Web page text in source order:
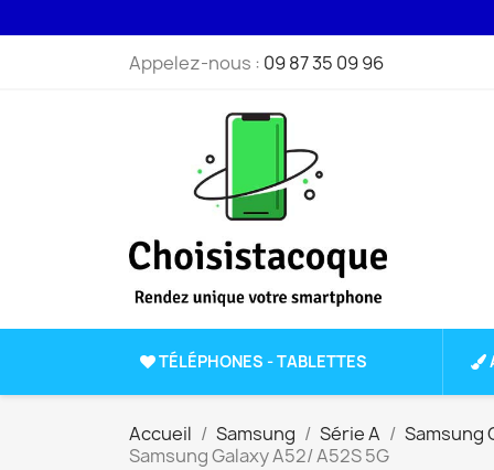
Appelez-nous : 09 87 35 09 96
TÉLÉPHONES - TABLETTES
Accueil Samsung Série A
Samsung
Samsung Galaxy A52/ A52S 5G